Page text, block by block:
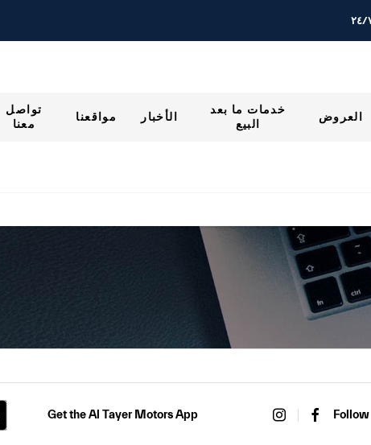
العروض
خدمات ما بعد
البيع
الأخبار مواقعنا
تواصل
معنا
Get the Al Tayer Motors App